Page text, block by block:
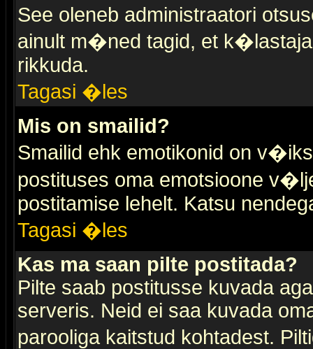
See oleneb administraatori
ainult m�ned tagid, et
rikkuda.
Tagasi �les
Mis on smailid?
Smailid ehk emotikonid on
postituses oma emotsioone
postitamise lehelt. Katsu
Tagasi �les
Kas ma saan pilte postitada?
Pilte saab postitusse kuvada
serveris. Neid ei saa kuvada
parooliga kaitstud kohtadest.